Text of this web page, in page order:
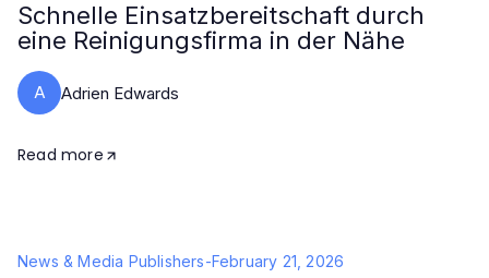
Schnelle Einsatzbereitschaft durch
eine Reinigungsfirma in der Nähe
A Adrien Edwards
Read more
News & Media Publishers-February 21, 2026